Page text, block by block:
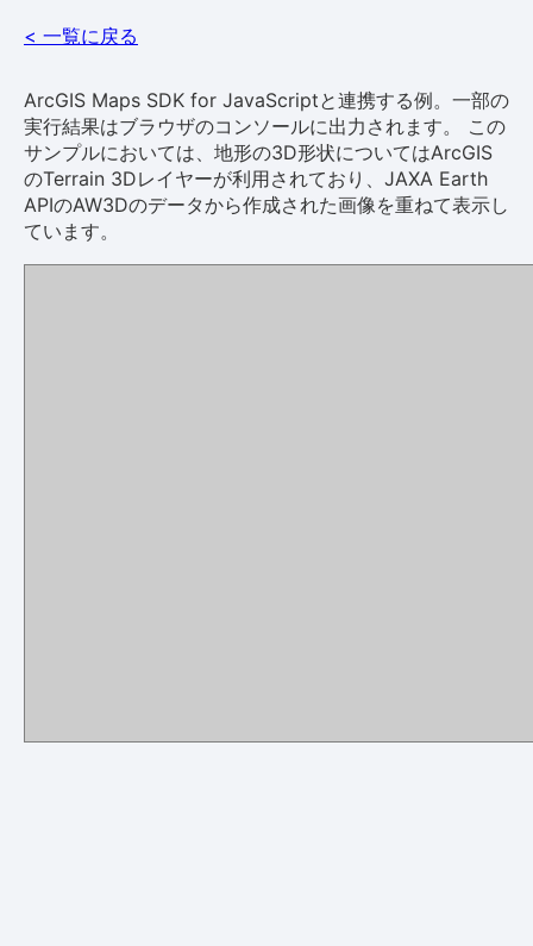
< 一覧に戻る
ArcGIS Maps SDK for JavaScriptと連携する例。一部の
実行結果はブラウザのコンソールに出力されます。 この
サンプルにおいては、地形の3D形状についてはArcGIS
のTerrain 3Dレイヤーが利用されており、JAXA Earth
APIのAW3Dのデータから作成された画像を重ねて表示し
ています。